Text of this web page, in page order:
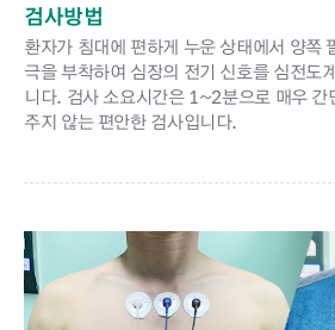
검사방법
환자가 침대에 편하게 누운 상태에서 양쪽
극을 부착하여 심장의 전기 신호를 심전도
니다. 검사 소요시간은 1~2분으로 매우 간
주지 않는 편안한 검사입니다.